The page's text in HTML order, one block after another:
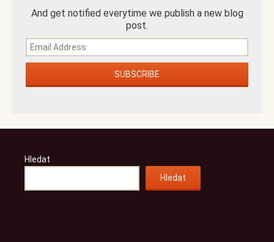
And get notified everytime we publish a new blog
post.
Hledat
Hledat